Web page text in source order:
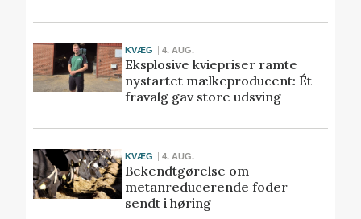
KVÆG 4. AUG.
Eksplosive kviepriser ramte
nystartet mælkeproducent: Ét
fravalg gav store udsving
KVÆG 4. AUG.
Bekendtgørelse om
metanreducerende foder
sendt i høring